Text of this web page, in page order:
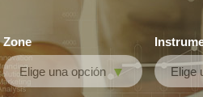
Zone
Elige una opción Elige